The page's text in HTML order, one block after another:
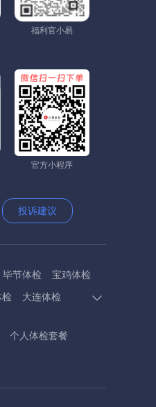
福利官小易
官方小程序
投诉建议
毕节体检
宝鸡体检
大连体检
葫芦岛体检
南体检
济宁体检
个人体检套餐